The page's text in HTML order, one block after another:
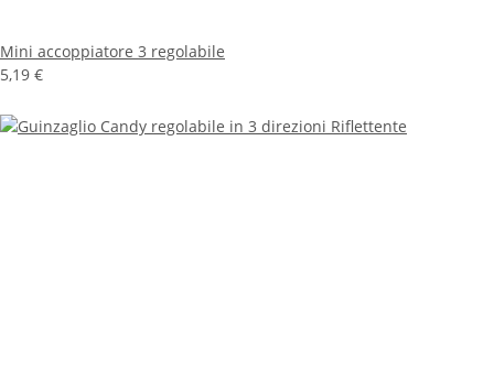
Mini accoppiatore 3 regolabile
5,19 €